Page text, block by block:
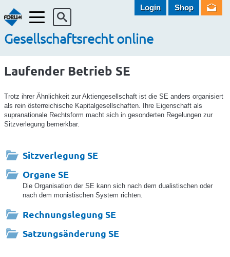
Menü
Gesellschaftsrecht online
Login Shop
Laufender Betrieb SE
Trotz ihrer Ähnlichkeit zur Aktiengesellschaft ist die SE anders organisiert
als rein österreichische Kapitalgesellschaften. Ihre Eigenschaft als
supranationale Rechtsform macht sich in gesonderten Regelungen zur
Sitzverlegung bemerkbar.
Sitzverlegung SE
Organe SE
Die Organisation der SE kann sich nach dem dualistischen oder
nach dem monistischen System richten.
Rechnungslegung SE
Satzungsänderung SE